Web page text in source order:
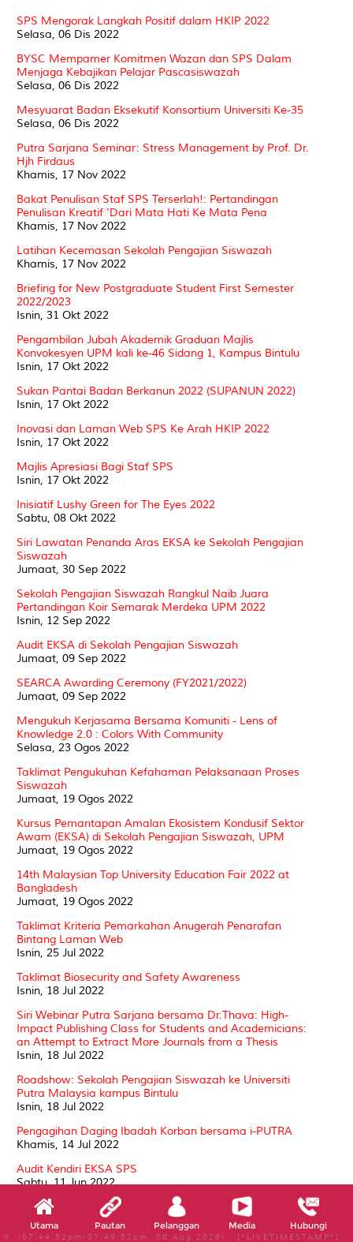
SPS Mengorak Langkah Positif dalam HKIP 2022
Selasa, 06 Dis 2022
BYSC Mempamer Komitmen Wazan dan SPS Dalam
Menjaga Kebajikan Pelajar Pascasiswazah
Selasa, 06 Dis 2022
Mesyuarat Badan Eksekutif Konsortium Universiti Ke-35
Selasa, 06 Dis 2022
Putra Sarjana Seminar: Stress Management by Prof. Dr.
Hjh Firdaus
Khamis, 17 Nov 2022
Bakat Penulisan Staf SPS Terserlah!: Pertandingan
Penulisan Kreatif 'Dari Mata Hati Ke Mata Pena
Khamis, 17 Nov 2022
Latihan Kecemasan Sekolah Pengajian Siswazah
Khamis, 17 Nov 2022
Briefing for New Postgraduate Student First Semester
2022/2023
Isnin, 31 Okt 2022
Pengambilan Jubah Akademik Graduan Majlis
Konvokesyen UPM kali ke-46 Sidang 1, Kampus Bintulu
Isnin, 17 Okt 2022
Sukan Pantai Badan Berkanun 2022 (SUPANUN 2022)
Isnin, 17 Okt 2022
Inovasi dan Laman Web SPS Ke Arah HKIP 2022
Isnin, 17 Okt 2022
Majlis Apresiasi Bagi Staf SPS
Isnin, 17 Okt 2022
Inisiatif Lushy Green for The Eyes 2022
Sabtu, 08 Okt 2022
Siri Lawatan Penanda Aras EKSA ke Sekolah Pengajian
Siswazah
Jumaat, 30 Sep 2022
Sekolah Pengajian Siswazah Rangkul Naib Juara
Pertandingan Koir Semarak Merdeka UPM 2022
Isnin, 12 Sep 2022
Audit EKSA di Sekolah Pengajian Siswazah
Jumaat, 09 Sep 2022
SEARCA Awarding Ceremony (FY2021/2022)
Jumaat, 09 Sep 2022
Mengukuh Kerjasama Bersama Komuniti - Lens of
Knowledge 2.0 : Colors With Community
Selasa, 23 Ogos 2022
Taklimat Pengukuhan Kefahaman Pelaksanaan Proses
Siswazah
Jumaat, 19 Ogos 2022
Kursus Pemantapan Amalan Ekosistem Kondusif Sektor
Awam (EKSA) di Sekolah Pengajian Siswazah, UPM
Jumaat, 19 Ogos 2022
14th Malaysian Top University Education Fair 2022 at
Bangladesh
Jumaat, 19 Ogos 2022
Taklimat Kriteria Pemarkahan Anugerah Penarafan
Bintang Laman Web
Isnin, 25 Jul 2022
Taklimat Biosecurity and Safety Awareness
Isnin, 18 Jul 2022
Siri Webinar Putra Sarjana bersama Dr.Thava: High-
Impact Publishing Class for Students and Academicians:
an Attempt to Extract More Journals from a Thesis
Isnin, 18 Jul 2022
Roadshow: Sekolah Pengajian Siswazah ke Universiti
Putra Malaysia kampus Bintulu
Isnin, 18 Jul 2022
Pengagihan Daging Ibadah Korban bersama i-PUTRA
Khamis, 14 Jul 2022
Audit Kendiri EKSA SPS
Sabtu, 11 Jun 2022
Majlis Sambutan Hari Raya Aidilfitri SPS 2022
Sabtu, 11 Jun 2022
Utama Pautan Pelanggan Media Hubungi
X, (07:44:52pm-07:49:52pm, 08 Aug 2026) [*LIVETIMESTAMP*]